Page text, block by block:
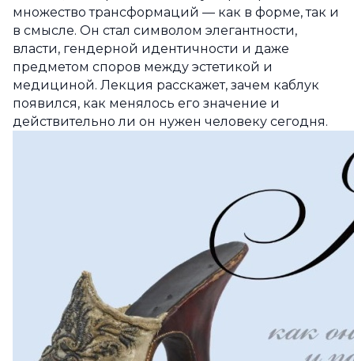
множество трансформаций — как в форме, так и
в смысле. Он стал символом элегантности,
власти, гендерной идентичности и даже
предметом споров между эстетикой и
медициной. Лекция расскажет, зачем каблук
появился, как менялось его значение и
действительно ли он нужен человеку сегодня.